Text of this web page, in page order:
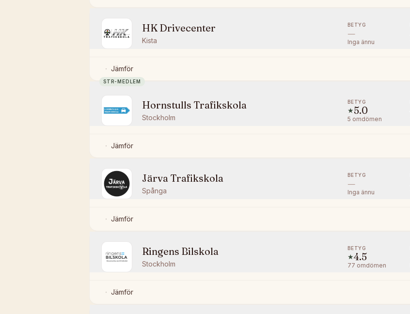
HK Drivecenter
Kista
BETYG
—
Inga ännu
Jämför
STR-MEDLEM
Hornstulls Trafikskola
Stockholm
BETYG
★5.0
5 omdömen
Jämför
Järva Trafikskola
Spånga
BETYG
—
Inga ännu
Jämför
Ringens Bilskola
Stockholm
BETYG
★4.5
77 omdömen
Jämför